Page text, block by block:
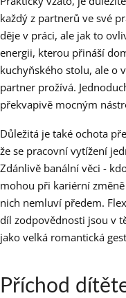
každý z partnerů ve své
děje v práci, ale jak to
energii, kterou přináší
kuchyňského stolu, ale o
partner prožívá.
překvapivě mocným
Důležitá je také ochota
že se pracovní vytížení
Zdánlivě banální věci -
mohou při kariérní
nich nemluví předem.
díl zodpovědnosti jsou v
jako velká romantická
Příchod